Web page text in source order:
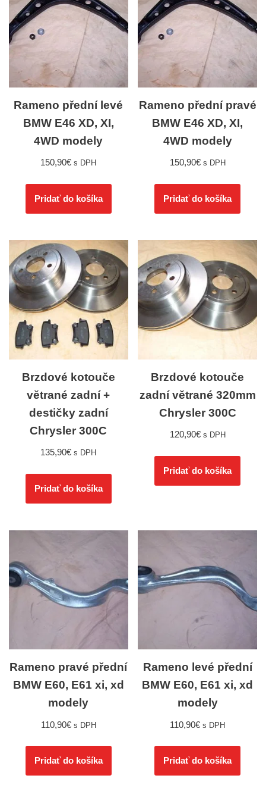
Rameno přední levé
BMW E46 XD, XI,
4WD modely
150,90€ s DPH
Pridať do košíka
Rameno přední pravé
BMW E46 XD, XI,
4WD modely
150,90€ s DPH
Pridať do košíka
Brzdové kotouče
větrané zadní +
destičky zadní
Chrysler 300C
135,90€ s DPH
Pridať do košíka
Brzdové kotouče
zadní větrané 320mm
Chrysler 300C
120,90€ s DPH
Pridať do košíka
Rameno pravé přední
BMW E60, E61 xi, xd
modely
110,90€ s DPH
Pridať do košíka
Rameno levé přední
BMW E60, E61 xi, xd
modely
110,90€ s DPH
Pridať do košíka